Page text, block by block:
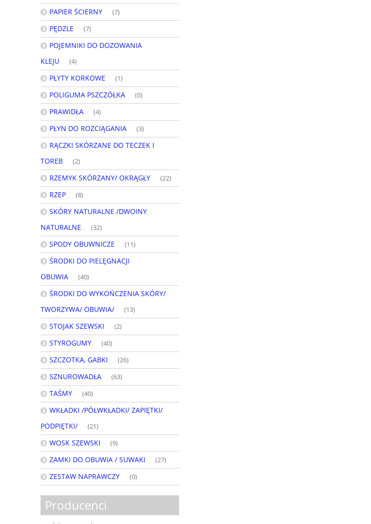
PAPIER ŚCIERNY (7)
PĘDZLE (7)
POJEMNIKI DO DOZOWANIA
KLEJU
(4)
PŁYTY KORKOWE (1)
POLIGUMA PSZCZÓŁKA (0)
PRAWIDŁA (4)
PŁYN DO ROZCIĄGANIA (3)
RĄCZKI SKÓRZANE DO TECZEK I
TOREB
(2)
RZEMYK SKÓRZANY/ OKRĄGŁY (22)
RZEP (8)
SKÓRY NATURALNE /DWOINY
NATURALNE
(32)
SPODY OBUWNICZE (11)
ŚRODKI DO PIELĘGNACJI
OBUWIA
(40)
ŚRODKI DO WYKOŃCZENIA SKÓRY/
TWORZYWA/ OBUWIA/
(13)
STOJAK SZEWSKI (2)
STYROGUMY (40)
SZCZOTKA, GABKI (26)
SZNUROWADŁA (63)
TAŚMY (40)
WKŁADKI /PÓŁWKŁADKI/ ZAPIĘTKI/
PODPIĘTKI/
(21)
WOSK SZEWSKI (9)
ZAMKI DO OBUWIA / SUWAKI (27)
ZESTAW NAPRAWCZY (0)
Producenci